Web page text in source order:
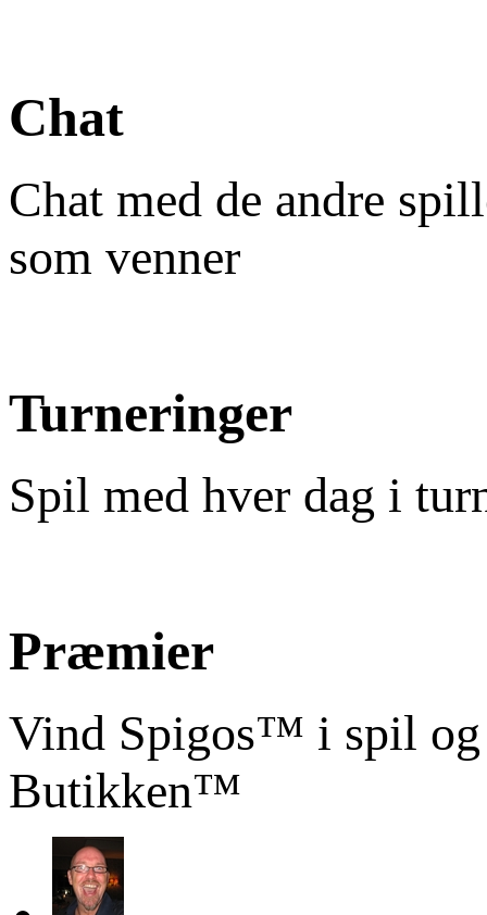
Chat
Chat med de andre
som venner
Turneringer
Spil med hver dag i
Præmier
Vind Spigos™ i spil og
Butikken™